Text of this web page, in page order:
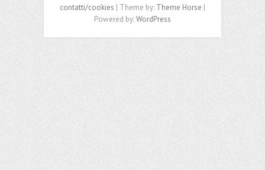
contatti/cookies | Theme by: Theme Horse |
Powered by:WordPress